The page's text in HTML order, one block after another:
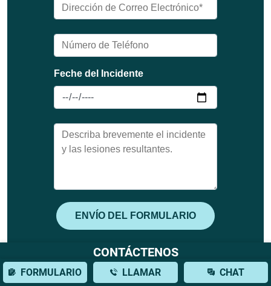
CONTÁCTENOS
FORMULARIO LLAMAR CHAT